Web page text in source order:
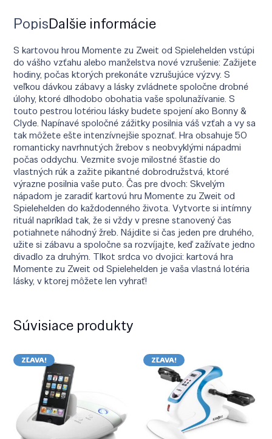
PopisĎalšie informácie
S kartovou hrou Momente zu Zweit od Spielehelden vstúpi
do vášho vzťahu alebo manželstva nové vzrušenie: Zažijete
hodiny, počas ktorých prekonáte vzrušujúce výzvy. S
veľkou dávkou zábavy a lásky zvládnete spoločne drobné
úlohy, ktoré dlhodobo obohatia vaše spolunažívanie. S
touto pestrou lotériou lásky budete spojení ako Bonny &
Clyde. Napínavé spoločné zážitky posilnia váš vzťah a vy sa
tak môžete ešte intenzívnejšie spoznať. Hra obsahuje 50
romanticky navrhnutých žrebov s neobvyklými nápadmi
počas oddychu. Vezmite svoje milostné šťastie do
vlastných rúk a zažite pikantné dobrodružstvá, ktoré
výrazne posilnia vaše puto. Čas pre dvoch: Skvelým
nápadom je zaradiť kartovú hru Momente zu Zweit od
Spielehelden do každodenného života. Vytvorte si intímny
rituál napríklad tak, že si vždy v presne stanovený čas
potiahnete náhodný žreb. Nájdite si čas jeden pre druhého,
užite si zábavu a spoločne sa rozvíjajte, keď zažívate jedno
divadlo za druhým. Tlkot srdca vo dvojici: kartová hra
Momente zu Zweit od Spielehelden je vaša vlastná lotéria
lásky, v ktorej môžete len vyhrať!
Súvisiace produkty
ZĽAVA! ZĽAVA!